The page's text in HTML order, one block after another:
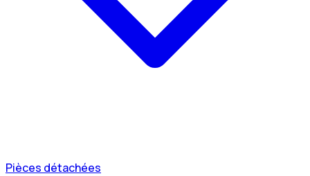
Pièces détachées